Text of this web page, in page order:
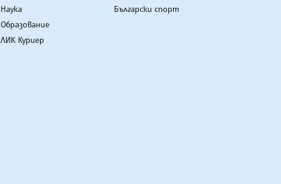
Наука
Образование
ЛИК Куриер
Български спорт